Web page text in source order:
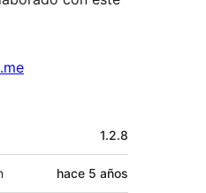
1.2.8
hace 5 años